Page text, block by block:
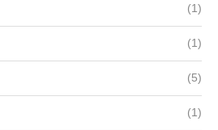
(1)
(1)
(5)
(1)